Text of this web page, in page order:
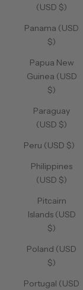
(USD $)
Panama (USD
$)
Papua New
Guinea (USD
$)
Paraguay
(USD $)
Peru (USD $)
Philippines
(USD $)
Pitcairn
Islands (USD
$)
Poland (USD
$)
Portugal (USD